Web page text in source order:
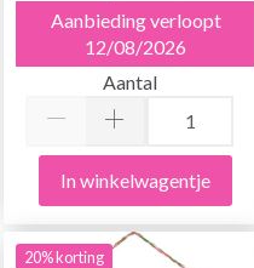
Aanbieding verloopt
12/08/2026
Aantal
In winkelwagentje
20% korting